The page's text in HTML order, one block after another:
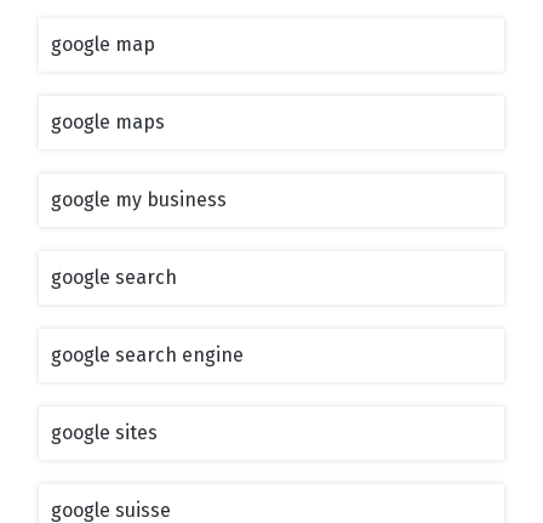
google map
google maps
google my business
google search
google search engine
google sites
google suisse